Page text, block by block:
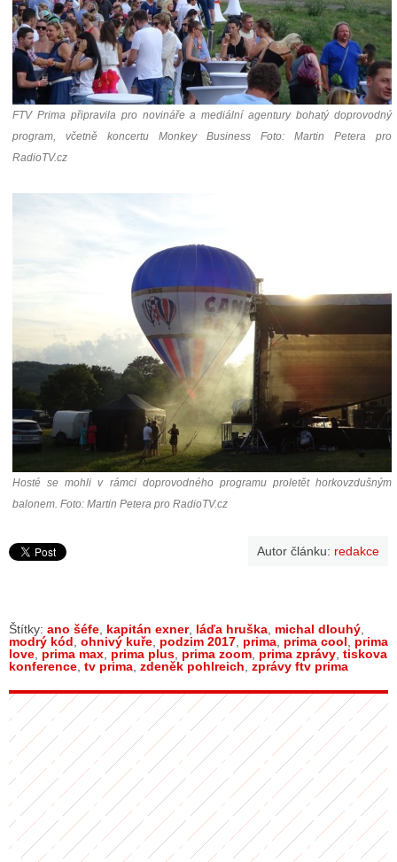
FTV Prima připravila pro novináře a mediální agentury bohatý doprovodný
program, včetně koncertu Monkey Business Foto: Martin Petera pro
RadioTV.cz
Hosté se mohli v rámci doprovodného programu proletět horkovzdušným
balonem. Foto: Martin Petera pro RadioTV.cz
Autor článku: redakce
Štítky: ano šéfe, kapitán exner, láďa hruška, michal dlouhý,
modrý kód, ohnivý kuře, podzim 2017, prima, prima cool, prima
love, prima max, prima plus, prima zoom, prima zprávy, tiskova
konference, tv prima, zdeněk pohlreich, zprávy ftv prima